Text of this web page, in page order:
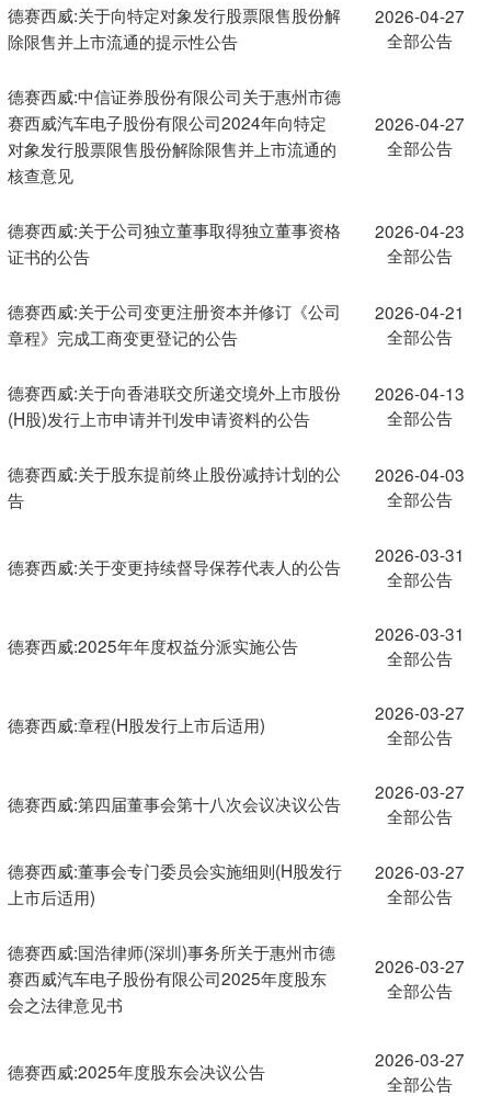
德赛西威:关于向特定对象发行股票限售股份解
除限售并上市流通的提示性公告
2026-04-27
全部公告
德赛西威:中信证券股份有限公司关于惠州市德
赛西威汽车电子股份有限公司2024年向特定
对象发行股票限售股份解除限售并上市流通的
核查意见
2026-04-27
全部公告
德赛西威:关于公司独立董事取得独立董事资格
证书的公告
2026-04-23
全部公告
德赛西威:关于公司变更注册资本并修订《公司
章程》完成工商变更登记的公告
2026-04-21
全部公告
德赛西威:关于向香港联交所递交境外上市股份
(H股)发行上市申请并刊发申请资料的公告
2026-04-13
全部公告
德赛西威:关于股东提前终止股份减持计划的公
告
2026-04-03
全部公告
德赛西威:关于变更持续督导保荐代表人的公告
2026-03-31
全部公告
德赛西威:2025年年度权益分派实施公告
2026-03-31
全部公告
德赛西威:章程(H股发行上市后适用)
2026-03-27
全部公告
德赛西威:第四届董事会第十八次会议决议公告
2026-03-27
全部公告
德赛西威:董事会专门委员会实施细则(H股发行
上市后适用)
2026-03-27
全部公告
德赛西威:国浩律师(深圳)事务所关于惠州市德
赛西威汽车电子股份有限公司2025年度股东
会之法律意见书
2026-03-27
全部公告
德赛西威:2025年度股东会决议公告
2026-03-27
全部公告